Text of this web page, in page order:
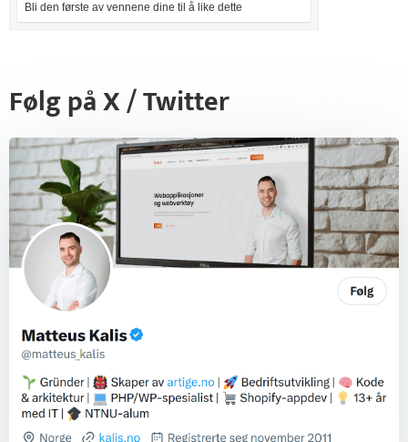
Bli den første av vennene dine til å like dette
Følg på X / Twitter